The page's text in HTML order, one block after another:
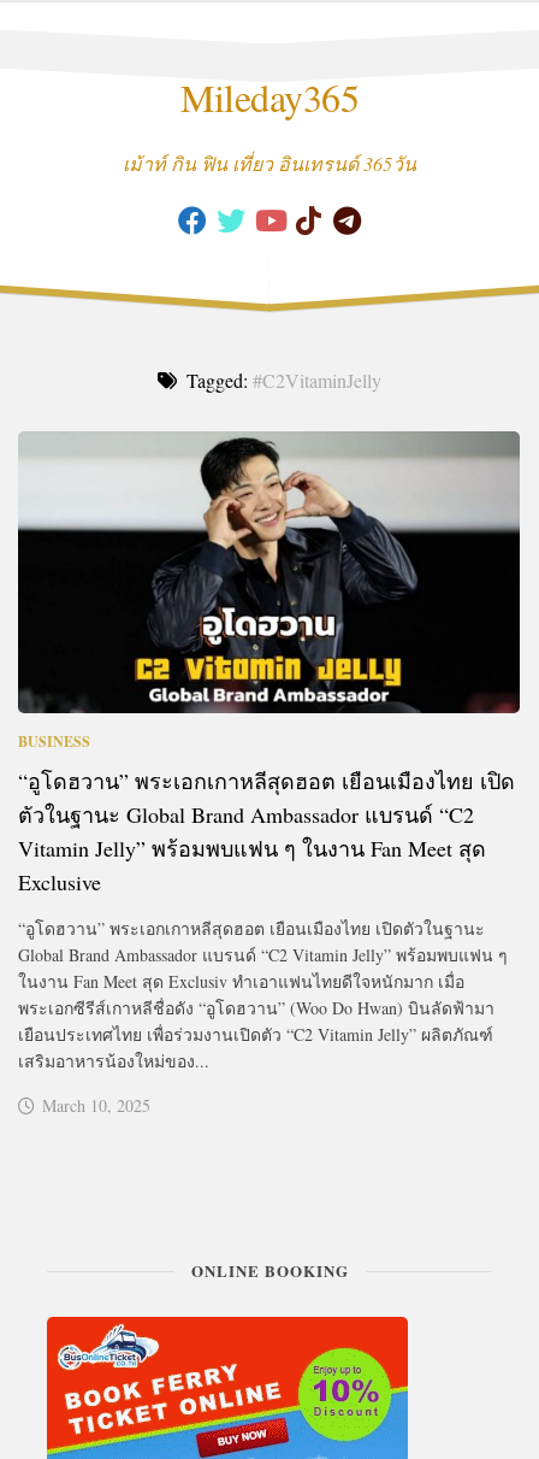
Mileday365
เม้าท์ กิน ฟิน เที่ยว อินเทรนด์ 365วัน
Tagged: #C2VitaminJelly
BUSINESS
“อูโดฮวาน” พระเอกเกาหลีสุดฮอต เยือนเมืองไทย เปิด
ตัวในฐานะ Global Brand Ambassador แบรนด์ “C2
Vitamin Jelly” พร้อมพบแฟน ๆ ในงาน Fan Meet สุด
Exclusive
“อูโดฮวาน” พระเอกเกาหลีสุดฮอต เยือนเมืองไทย เปิดตัวในฐานะ
Global Brand Ambassador แบรนด์ “C2 Vitamin Jelly” พร้อมพบแฟน ๆ
ในงาน Fan Meet สุด Exclusiv ทำเอาแฟนไทยดีใจหนักมาก เมื่อ
พระเอกซีรีส์เกาหลีชื่อดัง “อูโดฮวาน” (Woo Do Hwan) บินลัดฟ้ามา
เยือนประเทศไทย เพื่อร่วมงานเปิดตัว “C2 Vitamin Jelly” ผลิตภัณฑ์
เสริมอาหารน้องใหม่ของ...
March 10, 2025
ONLINE BOOKING